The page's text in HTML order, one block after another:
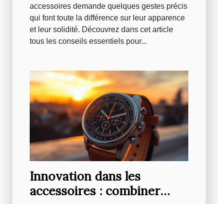
accessoires demande quelques gestes précis
qui font toute la différence sur leur apparence
et leur solidité. Découvrez dans cet article
tous les conseils essentiels pour...
Innovation dans les
accessoires : combiner